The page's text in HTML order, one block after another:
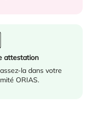
attestation
la dans votre
ORIAS.